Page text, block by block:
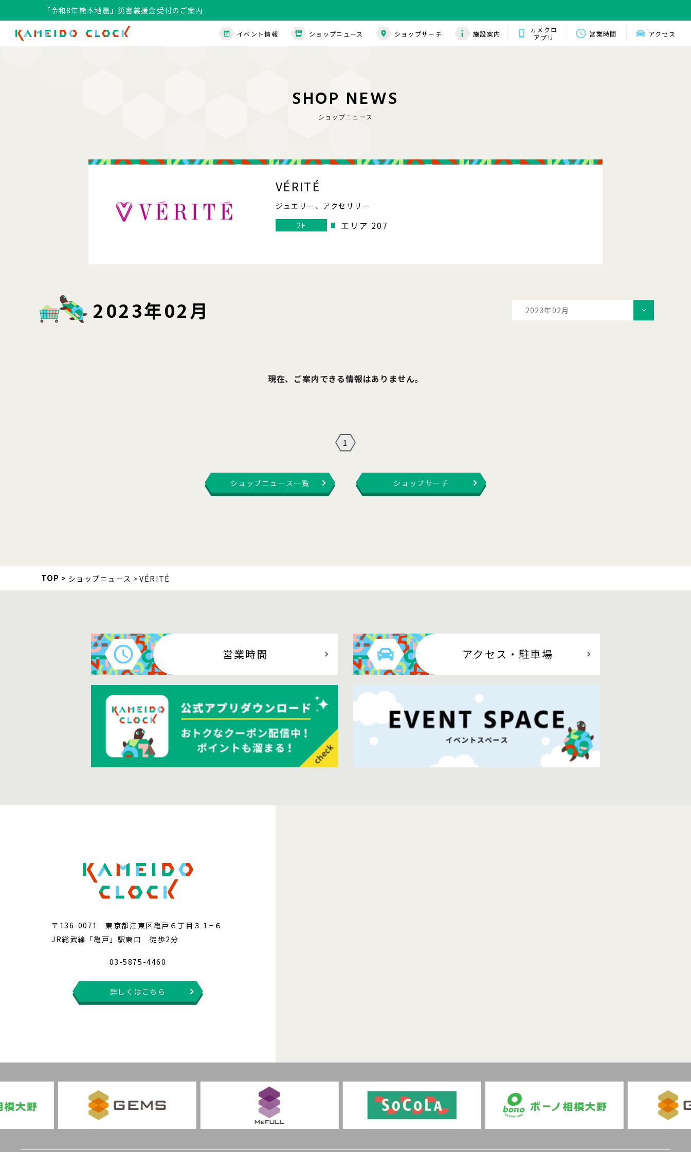
「令和8年熊本地震」災害義援金受付のご案内
イベント情報 ショップニュース ショップサーチ 施設案内
カメクロ
アプリ
営業時間 アクセス
SHOP NEWS
ショップニュース
VÉRITÉ
ジュエリー、アクセサリー
2F
エリア 207
2023年02月
2023年02月
現在、ご案内できる情報はありません。
1
ショップニュース一覧 ショップサーチ
TOP ショップニュース VÉRITÉ
営業時間 アクセス ・駐車場
〒136-0071 東京都江東区亀戸６丁目３１−６
JR総武線「亀戸」駅東口 徒歩2分
03-5875-4460
詳しくはこちら